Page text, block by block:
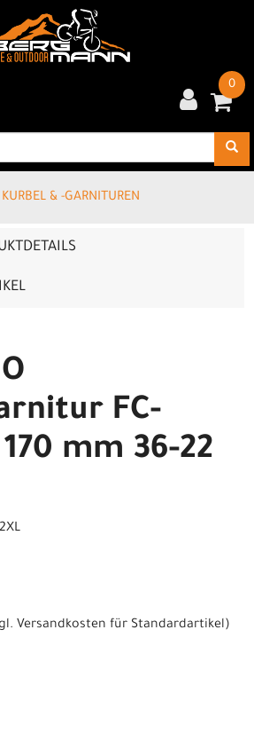
0
KURBEL & -GARNITUREN
FC-
170 mm 36-22
Versandkosten für Standardartikel)